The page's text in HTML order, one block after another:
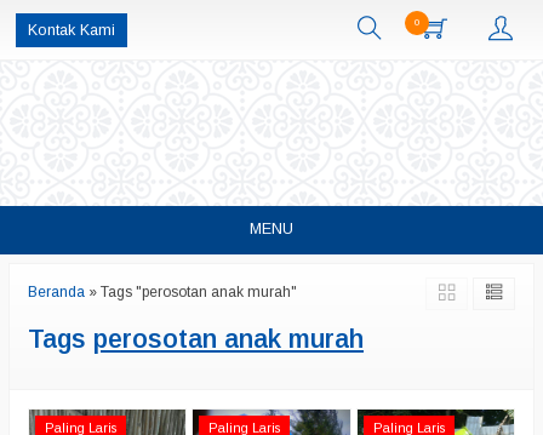
Kontak Kami 0
MENU
Beranda » Tags "perosotan anak murah"
Tags perosotan anak murah
Paling Laris Paling Laris Paling Laris